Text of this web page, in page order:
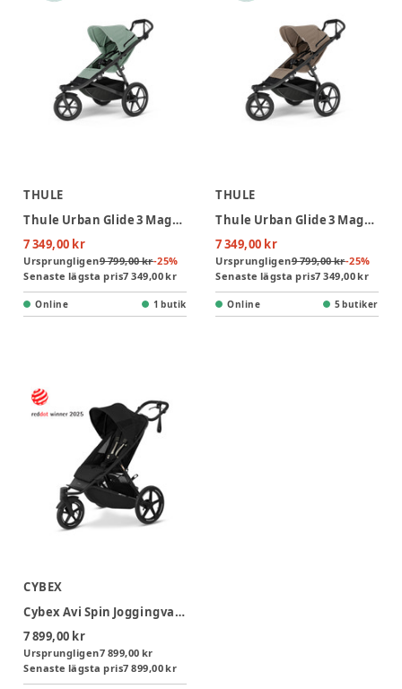
THULE
Thule Urban Glide 3 Magnetic Buckle Joggingvagn - Mist Green
7 349,00 kr
Ursprungligen9 799,00 kr-25%
Senaste lägsta pris7 349,00 kr
Online 1 butik
THULE
Thule Urban Glide 3 Magnetic Buckle Joggingvagn - Tinted Taupe
7 349,00 kr
Ursprungligen9 799,00 kr-25%
Senaste lägsta pris7 349,00 kr
Online 5 butiker
CYBEX
Cybex Avi Spin Joggingvagn - Moon Black
7 899,00 kr
Ursprungligen7 899,00 kr
Senaste lägsta pris7 899,00 kr